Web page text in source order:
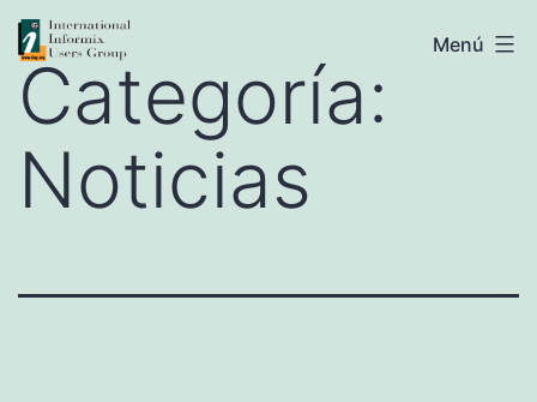
Saltar
contenido
IIUG
Menú
Categoría:
Noticias